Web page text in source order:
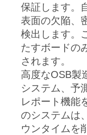
保証します。
表面の欠陥、
検出します。
たすボードの
されます。
高度なOSB製
システム、予
レポート機能
のシステムは
ウンタイムを